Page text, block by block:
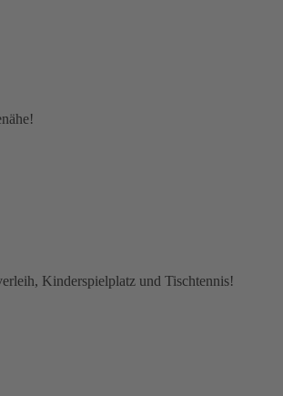
Kinderspielplatz und Tischtennis!